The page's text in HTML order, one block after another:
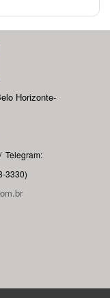
Horizonte-
/ Telegram:
3330)